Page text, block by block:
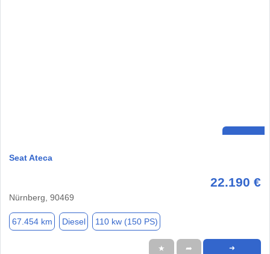
Seat Ateca
22.190 €
Nürnberg, 90469
67.454 km Diesel 110 kw (150 PS)
★ ➦ ➜